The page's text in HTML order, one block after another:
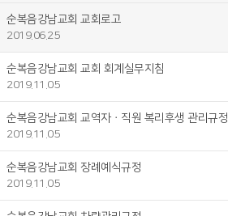
순복음강남교회 교회로고
2019.06.25
순복음강남교회 교회 회계실무지침
2019.11.05
순복음강남교회 교역자ㆍ직원 복리후생 관리규정
2019.11.05
순복음강남교회 장례예식규정
2019.11.05